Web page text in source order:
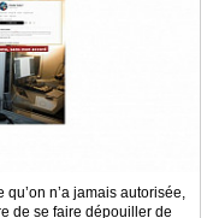
n’a jamais autorisée,
de se faire dépouiller de